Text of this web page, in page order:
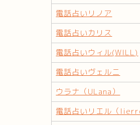
電話占いリノア
電話占いカリス
電話占いウィル(WILL)
電話占いヴェルニ
ウラナ（ULana）
電話占いリエル（